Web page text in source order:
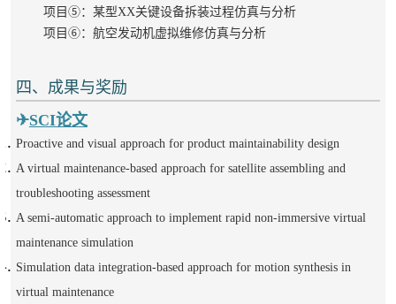
项目⑤：某型XX关键设备拆装过程仿真与分析
项目⑥：航空发动机虚拟维修仿真与分析
四、成果与奖励
✈SCI论文
Proactive and visual approach for product maintainability design
A virtual maintenance-based approach for satellite assembling and
troubleshooting assessment
A semi-automatic approach to implement rapid non-immersive virtual
maintenance simulation
Simulation data integration-based approach for motion synthesis in
virtual maintenance